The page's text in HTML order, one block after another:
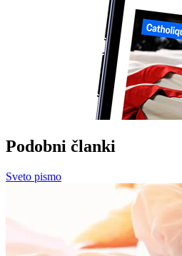
Podobni članki
Sveto pismo